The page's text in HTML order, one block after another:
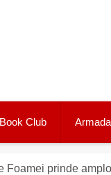
Club Armada
Foamei prinde